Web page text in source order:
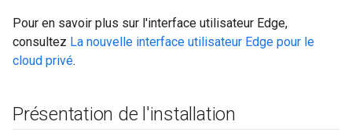
Pour en savoir plus sur l'interface utilisateur Edge,
consultez La nouvelle interface utilisateur Edge pour le
cloud privé.
Présentation de l'installation